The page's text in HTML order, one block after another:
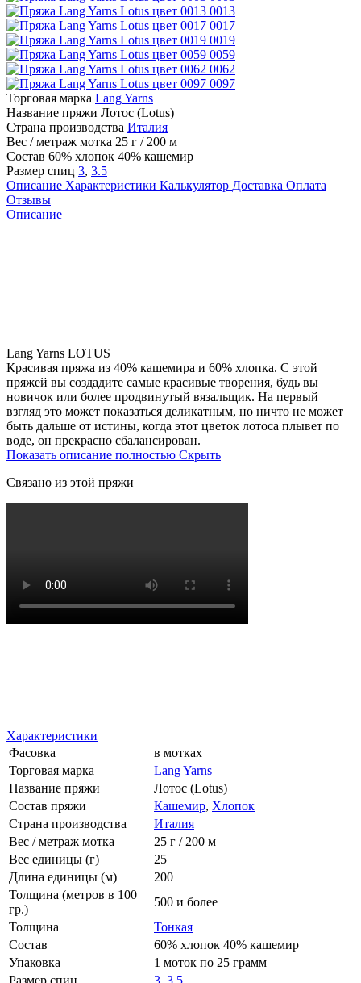
0013
0017
0019
0059
0062
0097
Торговая марка Lang Yarns
Название пряжи Лотос (Lotus)
Страна производства Италия
Вес / метраж мотка 25 г / 200 м
Состав 60% хлопок 40% кашемир
Размер спиц 3, 3.5
Описание Характеристики Калькулятор Доставка Оплата
Отзывы
Описание
Lang Yarns LOTUS
Красивая пряжа из 40% кашемира и 60% хлопка. С этой
пряжей вы создадите самые красивые творения, будь вы
новичок или более продвинутый вязальщик. На первый
взгляд это может показаться деликатным, но ничто не может
быть дальше от истины, когда этот цветок лотоса плывет по
воде, он прекрасно сбалансирован.
Показать описание полностью Скрыть
Связано из этой пряжи
Характеристики
Фасовка
в мотках
Торговая марка
Lang Yarns
Название пряжи
Лотос (Lotus)
Состав пряжи
Кашемир, Хлопок
Страна производства
Италия
Вес / метраж мотка
25 г / 200 м
Вес единицы (г)
25
Длина единицы (м)
200
Толщина (метров в 100
гр.)
500 и более
Толщина
Тонкая
Состав
60% хлопок 40% кашемир
Упаковка
1 моток по 25 грамм